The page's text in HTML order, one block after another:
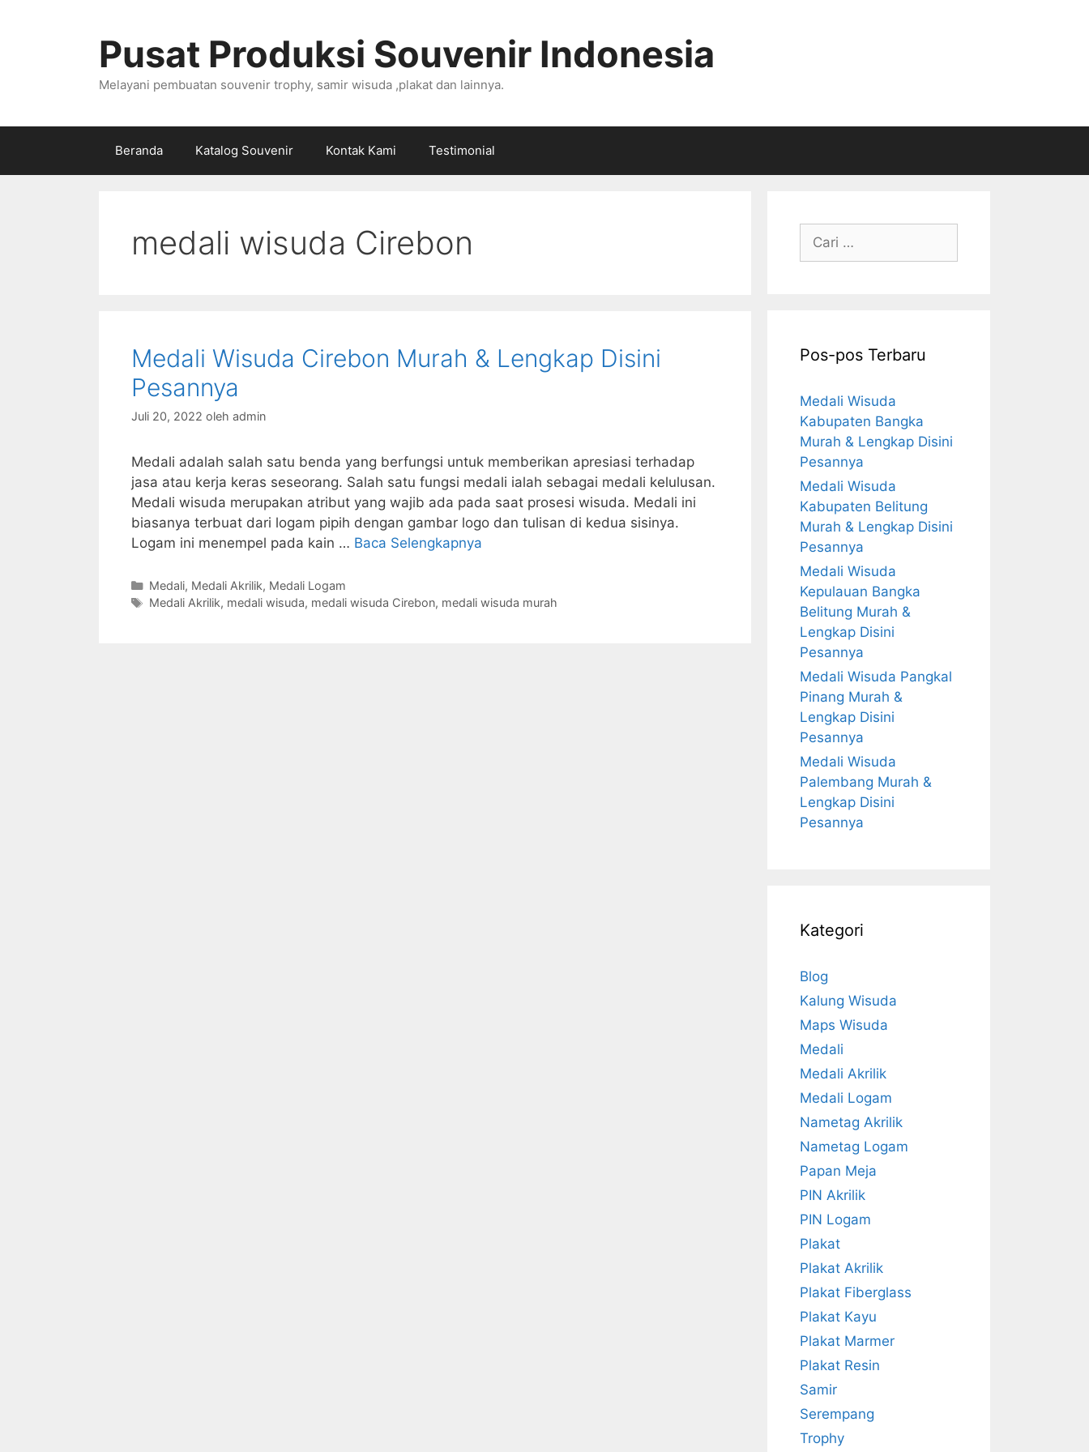
Pusat Produksi Souvenir Indonesia
Melayani pembuatan souvenir trophy, samir wisuda ,plakat dan lainnya.
Beranda Katalog Souvenir Kontak Kami Testimonial
medali wisuda Cirebon
Medali Wisuda Cirebon Murah & Lengkap Disini
Pesannya
Juli 20, 2022 oleh admin
Medali adalah salah satu benda yang berfungsi untuk memberikan apresiasi terhadap
jasa atau kerja keras seseorang. Salah satu fungsi medali ialah sebagai medali kelulusan.
Medali wisuda merupakan atribut yang wajib ada pada saat prosesi wisuda. Medali ini
biasanya terbuat dari logam pipih dengan gambar logo dan tulisan di kedua sisinya.
Logam ini menempel pada kain … Baca Selengkapnya
Kategori
Medali, Medali Akrilik, Medali Logam
Tag
Medali Akrilik, medali wisuda, medali wisuda Cirebon, medali wisuda murah
Cari
Pos-pos Terbaru
Medali Wisuda
Kabupaten Bangka
Murah & Lengkap Disini
Pesannya
Medali Wisuda
Kabupaten Belitung
Murah & Lengkap Disini
Pesannya
Medali Wisuda
Kepulauan Bangka
Belitung Murah &
Lengkap Disini
Pesannya
Medali Wisuda Pangkal
Pinang Murah &
Lengkap Disini
Pesannya
Medali Wisuda
Palembang Murah &
Lengkap Disini
Pesannya
Kategori
Blog
Kalung Wisuda
Maps Wisuda
Medali
Medali Akrilik
Medali Logam
Nametag Akrilik
Nametag Logam
Papan Meja
PIN Akrilik
PIN Logam
Plakat
Plakat Akrilik
Plakat Fiberglass
Plakat Kayu
Plakat Marmer
Plakat Resin
Samir
Serempang
Trophy